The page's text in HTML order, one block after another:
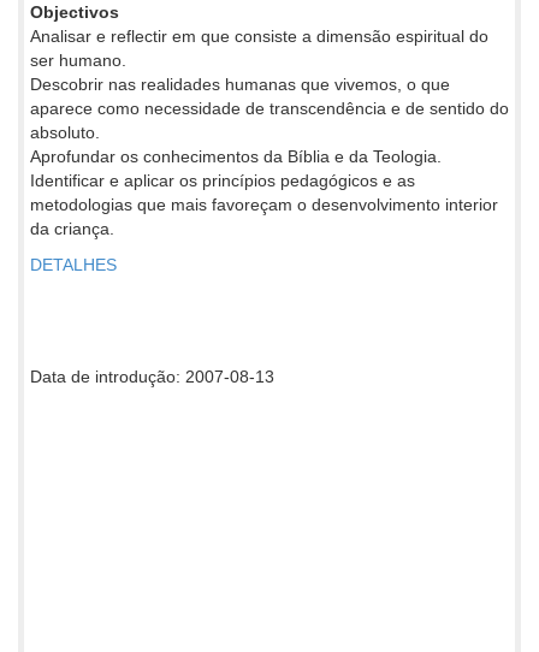
Objectivos
Analisar e reflectir em que consiste a dimensão espiritual do
ser humano.
Descobrir nas realidades humanas que vivemos, o que
aparece como necessidade de transcendência e de sentido do
absoluto.
Aprofundar os conhecimentos da Bíblia e da Teologia.
Identificar e aplicar os princípios pedagógicos e as
metodologias que mais favoreçam o desenvolvimento interior
da criança.
DETALHES
Data de introdução: 2007-08-13